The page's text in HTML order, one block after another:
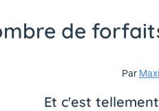
de
Par
Et c'est